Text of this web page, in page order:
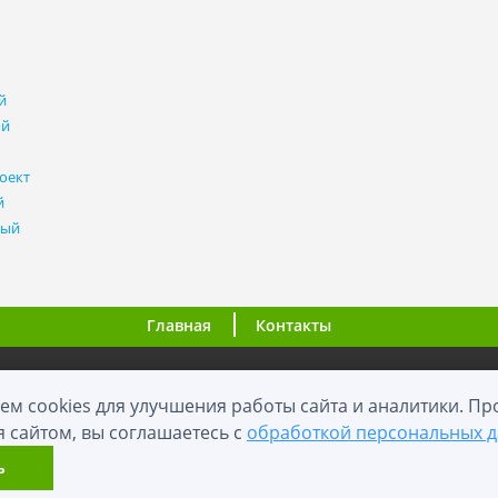
cookies для улучшения работы сайта и аналитики.
сайтом, вы соглашаетесь с обработкой персональных
Главная Контакты
ООО "ВНовостройке.ру"
2012 - 2026 0+
сайт носит информационный характер и не является публичной